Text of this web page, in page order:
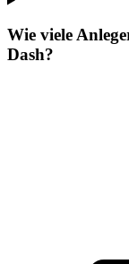
Wie viele
Dash?